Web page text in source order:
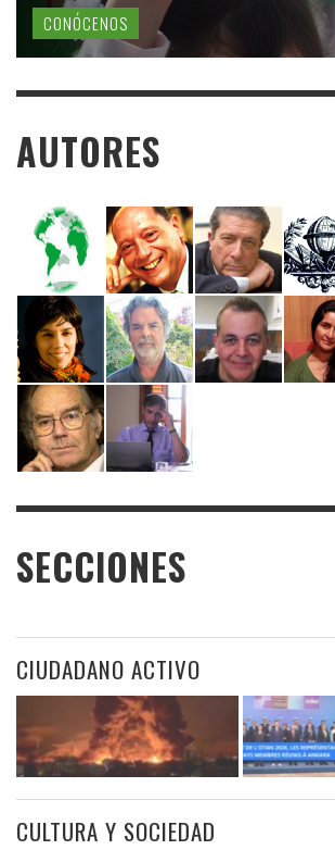
CONÓCENOS
AUTORES
SECCIONES
CIUDADANO ACTIVO
CULTURA Y SOCIEDAD